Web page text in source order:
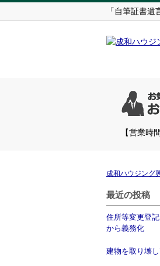
「自筆証書
【営業時
成和ハウジング
最近の投稿
住所等変更登
から義務化
建物を取り壊